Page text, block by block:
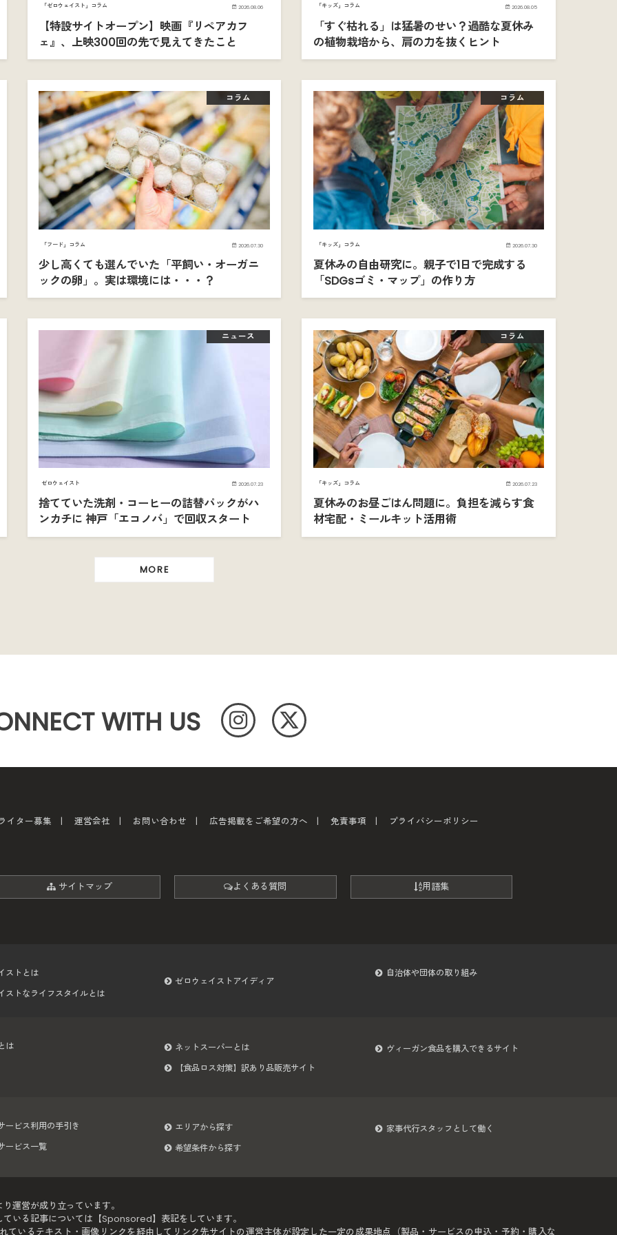
「ゼロウェイスト」コラム 2026.08.06
【特設サイトオープン】映画『リペアカフ
ェ』、上映300回の先で見えてきたこと
「キッズ」コラム 2026.08.05
「すぐ枯れる」は猛暑のせい？過酷な夏休み
の植物栽培から、肩の力を抜くヒント
コラム
「フード」コラム 2026.07.30
少し高くても選んでいた「平飼い・オーガニ
ックの卵」。実は環境には・・・？
コラム
「キッズ」コラム 2026.07.30
夏休みの自由研究に。親子で1日で完成する
「SDGsゴミ・マップ」の作り方
ニュース
ゼロウェイスト 2026.07.23
捨てていた洗剤・コーヒーの詰替パックがハ
ンカチに 神戸「エコノバ」で回収スタート
コラム
「キッズ」コラム 2026.07.23
夏休みのお昼ごはん問題に。負担を減らす食
材宅配・ミールキット活用術
MORE
WITH US
イター募集 運営会社 お問い合わせ 広告掲載をご希望の方へ 免責事項 プライバシーポリシー
サイトマップ よくある質問 用語集
ストとは
ストなライフスタイルとは
ゼロウェイストアイディア
自治体や団体の取り組み
は
ネットスーパーとは
【食品ロス対策】訳あり品販売サイト
ヴィーガン食品を購入できるサイト
ービス利用の手引き
ービス一覧
エリアから探す
希望条件から探す
家事代行スタッフとして働く
運営が成り立っています。
いる記事については【Sponsored】表記をしています。
いるテキスト・画像リンクを経由してリンク先サイトの運営主体が設定した一定の成果地点（製品・サービスの申込・予約・購入な